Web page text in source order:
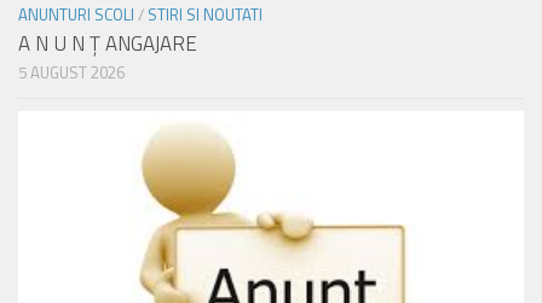
ANUNTURI SCOLI / STIRI SI NOUTATI
A N U N Ţ ANGAJARE
5 AUGUST 2026